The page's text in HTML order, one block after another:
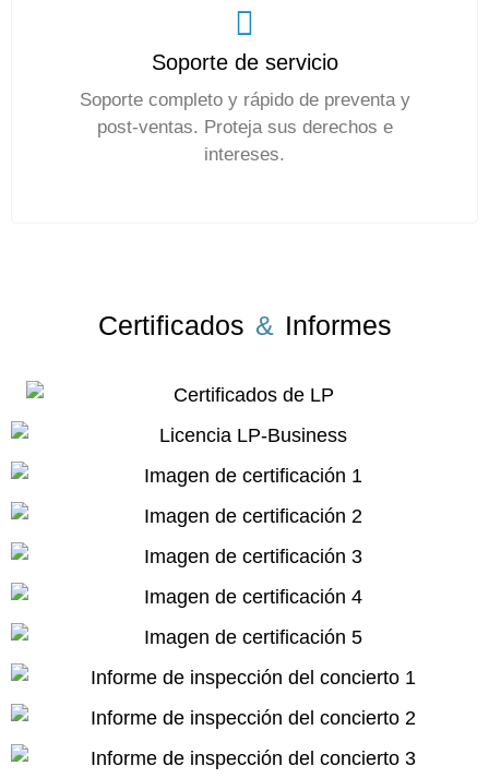
Soporte de servicio
Soporte completo y rápido de preventa y
post-ventas. Proteja sus derechos e
intereses.
Certificados & Informes